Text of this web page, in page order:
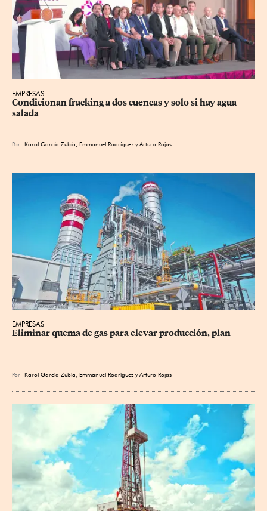
EMPRESAS
Condicionan fracking a dos cuencas y solo si hay agua
salada
Por Karol García Zubía Emmanuel Rodríguez yArturo Rojas
EMPRESAS
Eliminar quema de gas para elevar producción, plan
Por Karol García Zubía Emmanuel Rodríguez yArturo Rojas